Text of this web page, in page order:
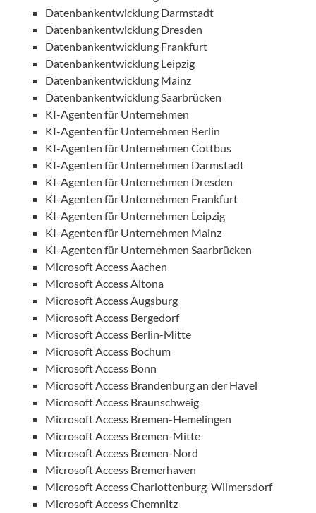
Datenbankentwicklung Darmstadt
Datenbankentwicklung Dresden
Datenbankentwicklung Frankfurt
Datenbankentwicklung Leipzig
Datenbankentwicklung Mainz
Datenbankentwicklung Saarbrücken
KI-Agenten für Unternehmen
KI-Agenten für Unternehmen Berlin
KI-Agenten für Unternehmen Cottbus
KI-Agenten für Unternehmen Darmstadt
KI-Agenten für Unternehmen Dresden
KI-Agenten für Unternehmen Frankfurt
KI-Agenten für Unternehmen Leipzig
KI-Agenten für Unternehmen Mainz
KI-Agenten für Unternehmen Saarbrücken
Microsoft Access Aachen
Microsoft Access Altona
Microsoft Access Augsburg
Microsoft Access Bergedorf
Microsoft Access Berlin-Mitte
Microsoft Access Bochum
Microsoft Access Bonn
Microsoft Access Brandenburg an der Havel
Microsoft Access Braunschweig
Microsoft Access Bremen-Hemelingen
Microsoft Access Bremen-Mitte
Microsoft Access Bremen-Nord
Microsoft Access Bremerhaven
Microsoft Access Charlottenburg-Wilmersdorf
Microsoft Access Chemnitz